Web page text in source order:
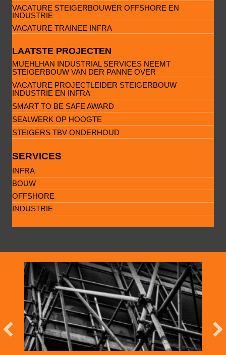
VACATURE STEIGERBOUWER OFFSHORE EN
INDUSTRIE
VACATURE TRAINEE INFRA
LAATSTE PROJECTEN
MUEHLHAN INDUSTRIAL SERVICES NEEMT
STEIGERBOUW VAN DER PANNE OVER
VACATURE PROJECTLEIDER STEIGERBOUW
INDUSTRIE EN INFRA
SMART TO BE SAFE AWARD
SEALWERK OP HOOGTE
STEIGERS TBV ONDERHOUD
SERVICES
INFRA
BOUW
OFFSHORE
INDUSTRIE